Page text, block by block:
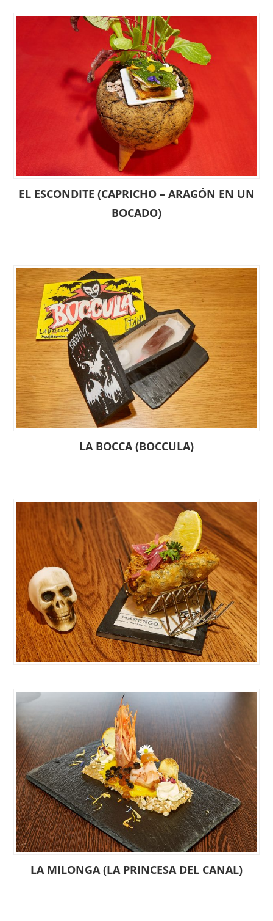
EL ESCONDITE (CAPRICHO – ARAGÓN EN UN
BOCADO)
LA BOCCA (BOCCULA)
LA MILONGA (LA PRINCESA DEL CANAL)